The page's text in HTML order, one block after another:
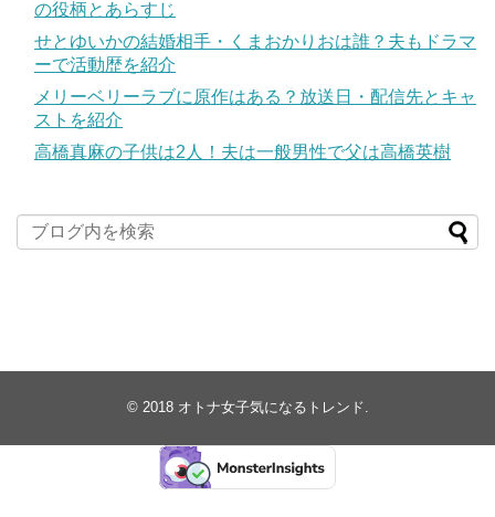
の役柄とあらすじ
せとゆいかの結婚相手・くまおかりおは誰？夫もドラマ
ーで活動歴を紹介
メリーベリーラブに原作はある？放送日・配信先とキャ
ストを紹介
高橋真麻の子供は2人！夫は一般男性で父は高橋英樹
© 2018 オトナ女子気になるトレンド.